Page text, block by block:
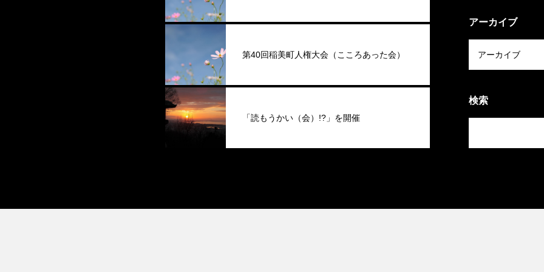
第40回稲美町人権大会（こころあった会）
「読もうかい（会）!?」を開催
アーカイブ
検索